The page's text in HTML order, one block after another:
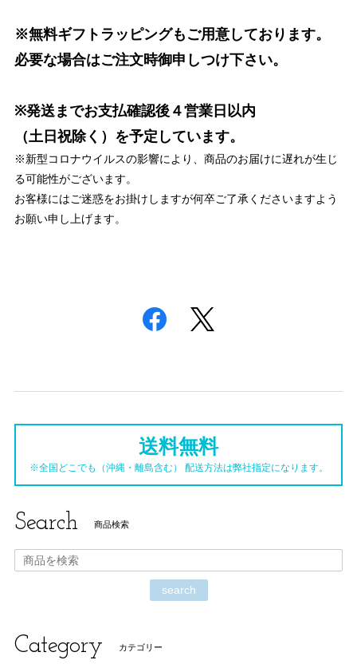
※無料ギフトラッピングもご用意しております。
必要な場合はご注文時御申しつけ下さい。
※発送までお支払確認後４営業日以内
（土日祝除く）を予定しています。
※新型コロナウイルスの影響により、商品のお届けに遅れが生じ
る可能性がございます。
お客様にはご迷惑をお掛けしますが何卒ご了承くださいますよう
お願い申し上げます。
送料無料
※全国どこでも（沖縄・離島含む） 配送方法は弊社指定になります。
Search 商品検索
search
Category カテゴリー